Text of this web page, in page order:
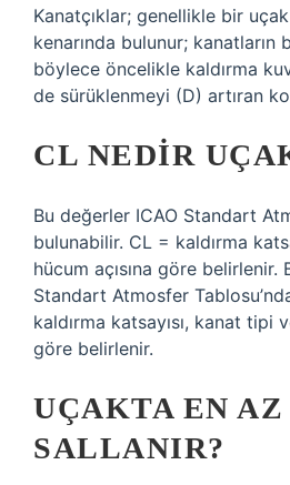
Kanatçıklar; genellikle bir uçak
kenarında bulunur; kanatların
böylece öncelikle kaldırma
de sürüklenmeyi (D) artıran
CL NEDIR
Bu değerler ICAO Standart
bulunabilir. CL = kaldırma
hücum açısına göre belirlenir.
Standart Atmosfer
kaldırma katsayısı, kanat tipi
göre belirlenir.
UÇAKTA EN AZ
SALLANIR?